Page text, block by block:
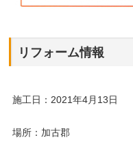
リフォーム情報
施工日：2021年4月13日
場所：加古郡